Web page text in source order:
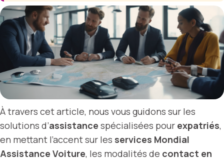
À travers cet article, nous vous guidons sur les
solutions d’assistance spécialisées pour expatriés,
en mettant l’accent sur les services Mondial
Assistance Voiture, les modalités de contact en